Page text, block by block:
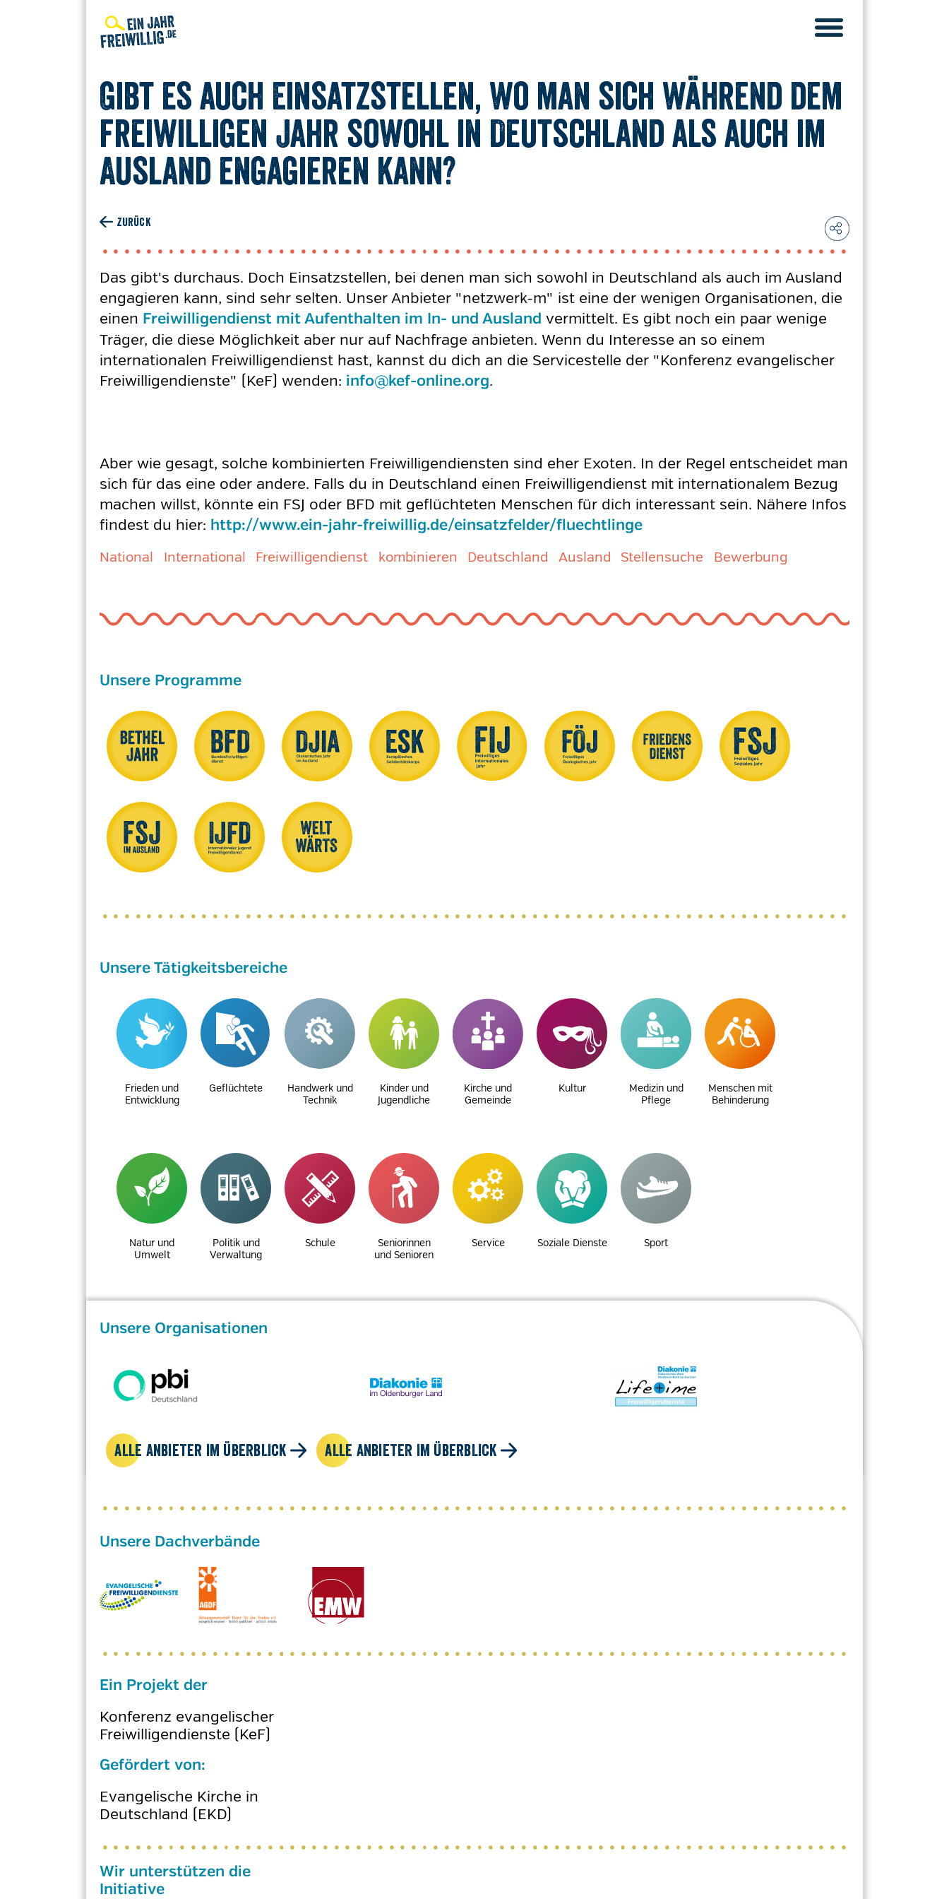
Gibt es auch Einsatzstellen, wo man sich während dem
freiwilligen Jahr sowohl in Deutschland als auch im
Ausland engagieren kann?
ZURÜCK
Das gibt's durchaus. Doch Einsatzstellen, bei denen man sich sowohl in Deutschland als auch im Ausland
engagieren kann, sind sehr selten. Unser Anbieter "netzwerk-m" ist eine der wenigen Organisationen, die
einen Freiwilligendienst mit Aufenthalten im In- und Ausland vermittelt. Es gibt noch ein paar wenige
Träger, die diese Möglichkeit aber nur auf Nachfrage anbieten. Wenn du Interesse an so einem
internationalen Freiwilligendienst hast, kannst du dich an die Servicestelle der "Konferenz evangelischer
Freiwilligendienste" (KeF) wenden: info@kef-online.org.
Aber wie gesagt, solche kombinierten Freiwilligendiensten sind eher Exoten. In der Regel entscheidet man
sich für das eine oder andere. Falls du in Deutschland einen Freiwilligendienst mit internationalem Bezug
machen willst, könnte ein FSJ oder BFD mit geflüchteten Menschen für dich interessant sein. Nähere Infos
findest du hier: http://www.ein-jahr-freiwillig.de/einsatzfelder/fluechtlinge
National International Freiwilligendienst kombinieren Deutschland Ausland Stellensuche Bewerbung
Unsere Programme
Unsere Tätigkeitsbereiche
Frieden und
Entwicklung
Geflüchtete
Handwerk und
Technik
Kinder und
Jugendliche
Kirche und
Gemeinde
Kultur
Medizin und
Pflege
Menschen mit
Behinderung
Natur und
Umwelt
Politik und
Verwaltung
Schule
Seniorinnen
und Senioren
Service Soziale Dienste Sport
Unsere Organisationen
ALLE ANBIETER IM ÜBERBLICK ALLE ANBIETER IM ÜBERBLICK
Ein Projekt der
Konferenz evangelischer
Freiwilligendienste (KeF)
Gefördert von:
Evangelische Kirche in
Deutschland (EKD)
Wir unterstützen die
Initiative